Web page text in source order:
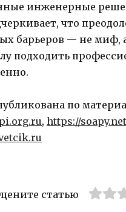
инженерные
что
барьеров — не миф,
подходить
по
, https://
статью